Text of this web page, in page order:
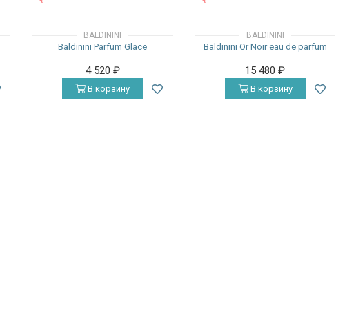
BALDININI
Baldinini Parfum Glace
4 520 ₽
В корзину
BALDININI
Baldinini Or Noir eau de parfum
15 480₽
В корзину